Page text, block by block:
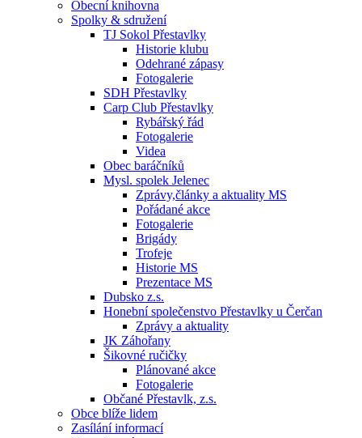
Obecní knihovna
Spolky & sdružení
TJ Sokol Přestavlky
Historie klubu
Odehrané zápasy
Fotogalerie
SDH Přestavlky
Carp Club Přestavlky
Rybářský řád
Fotogalerie
Videa
Obec baráčníků
Mysl. spolek Jelenec
Zprávy,články a aktuality MS
Pořádané akce
Fotogalerie
Brigády
Trofeje
Historie MS
Prezentace MS
Dubsko z.s.
Honební společenstvo Přestavlky u Čerčan
Zprávy a aktuality
JK Záhořany
Šikovné ručičky
Plánované akce
Fotogalerie
Občané Přestavlk, z.s.
Obce blíže lidem
Zasílání informací